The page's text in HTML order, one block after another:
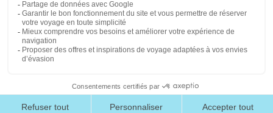
I nostri partner